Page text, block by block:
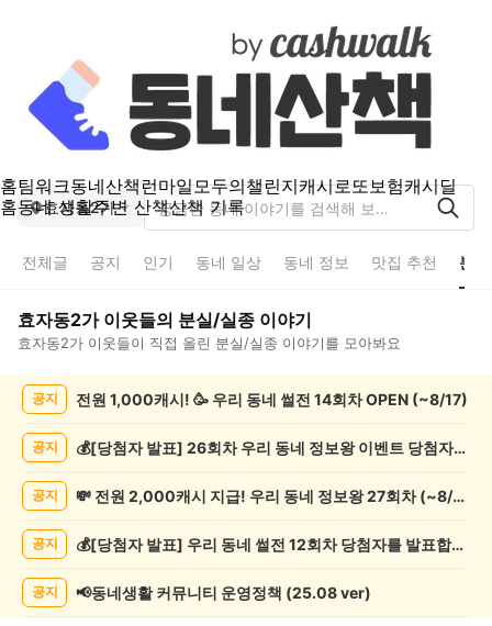
홈팀워크동네산책 런마일모두의챌린지캐시로또보험캐시딜
홈동네 생활주변 산책산책 기록
효자동2가
전체글 공지 인기 동네 일상 동네 정보 맛집 추천 분
효자동2가이웃들의 분실/실종 이야기
효자동2가 이웃들이 직접 올린 분실/실종 이야기를 모아봐요
실/
글
공지 전원 1,000캐시! 🥳 우리 동네 썰전 14회차 OPEN (~8/17)
공지 💰[당첨자 발표] 26회차 우리 동네 정보왕 이벤트 당첨자를 발표합니다!
공지 💸 전원 2,000캐시 지급! 우리 동네 정보왕 27회차 (~8/10)
공지 💰[당첨자 발표] 우리 동네 썰전 12회차 당첨자를 발표합니다!
공지 📢동네생활 커뮤니티 운영정책 (25.08 ver)